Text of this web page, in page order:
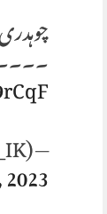
— Fatima PTI (@FatimaPTI_IK)